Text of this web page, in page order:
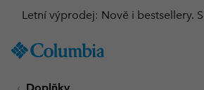
TO
Letní výprodej: Nově i bestsellery.